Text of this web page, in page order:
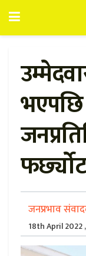
फर्छ्योट
जनप्रभाव
18th April 2022 ,